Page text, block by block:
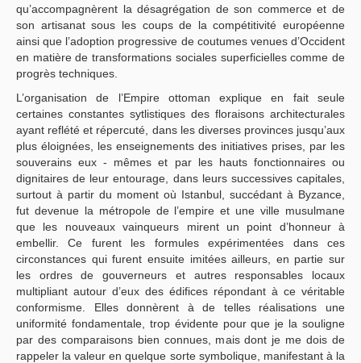
qu’accompagnèrent la désagrégation de son commerce et de
son artisanat sous les coups de la compétitivité européenne
ainsi que l’adoption progressive de coutumes venues d’Occident
en matière de transformations sociales superficielles comme de
progrès techniques.
L’organisation de l’Empire ottoman explique en fait seule
certaines constantes sytlistiques des floraisons architecturales
ayant reflété et répercuté, dans les diverses provinces jusqu’aux
plus éloignées, les enseignements des initiatives prises, par les
souverains eux - mêmes et par les hauts fonctionnaires ou
dignitaires de leur entourage, dans leurs successives capitales,
surtout à partir du moment où Istanbul, succédant à Byzance,
fut devenue la métropole de l’empire et une ville musulmane
que les nouveaux vainqueurs mirent un point d’honneur à
embellir. Ce furent les formules expérimentées dans ces
circonstances qui furent ensuite imitées ailleurs, en partie sur
les ordres de gouverneurs et autres responsables locaux
multipliant autour d’eux des édifices répondant à ce véritable
conformisme. Elles donnèrent à de telles réalisations une
uniformité fondamentale, trop évidente pour que je la souligne
par des comparaisons bien connues, mais dont je me dois de
rappeler la valeur en quelque sorte symbolique, manifestant à la